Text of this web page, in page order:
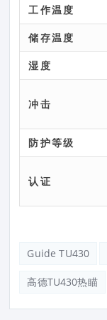
工作温度
储存温度
湿度
冲击
防护等级
认证
Guide TU430
高德TU430热瞄